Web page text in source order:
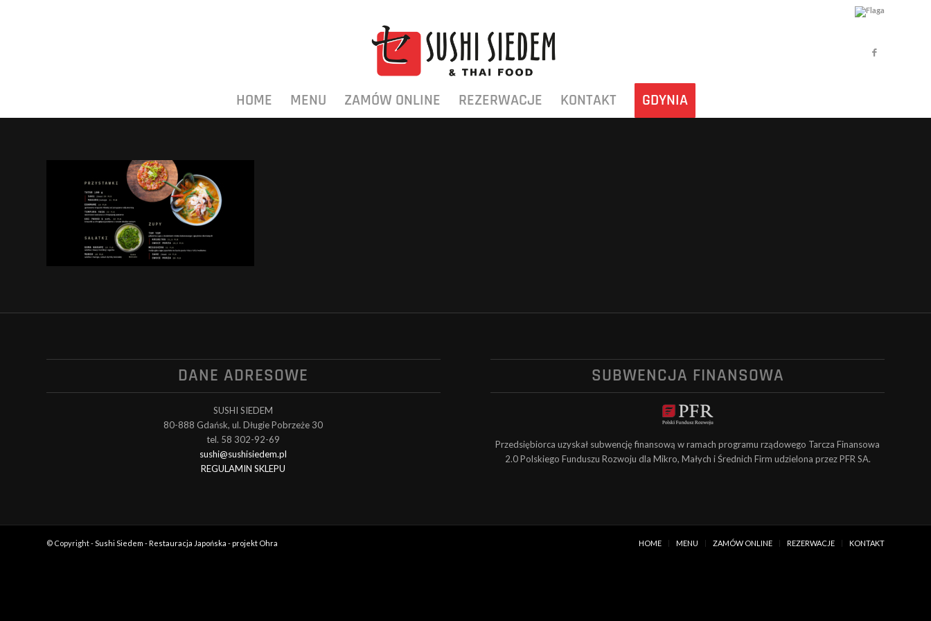
HOME MENU ZAMÓW ONLINE REZERWACJE KONTAKT GDYNIA
DANE ADRESOWE
SUSHI SIEDEM
80-888 Gdańsk, ul. Długie Pobrzeże 30
tel. 58 302-92-69
sushi@sushisiedem.pl
REGULAMIN SKLEPU
SUBWENCJA FINANSOWA
Przedsiębiorca uzyskał subwencję finansową w ramach programu rządowego Tarcza Finansowa
2.0 Polskiego Funduszu Rozwoju dla Mikro, Małych i Średnich Firm udzielona przez PFR SA.
© Copyright -Sushi Siedem - Restauracja Japońska -projekt Ohra HOME MENU ZAMÓW ONLINE REZERWACJE KONTAKT